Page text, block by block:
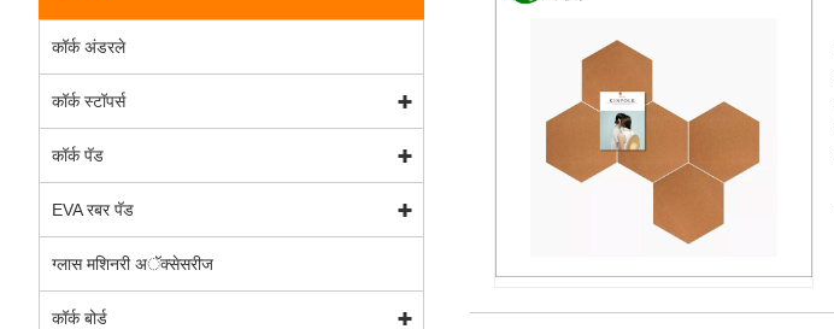
कॉर्क अंडरले
कॉर्क स्टॉपर्स
कॉर्क पॅड
EVA रबर पॅड
ग्लास मशिनरी अॅक्सेसरीज
कॉर्क बोर्ड